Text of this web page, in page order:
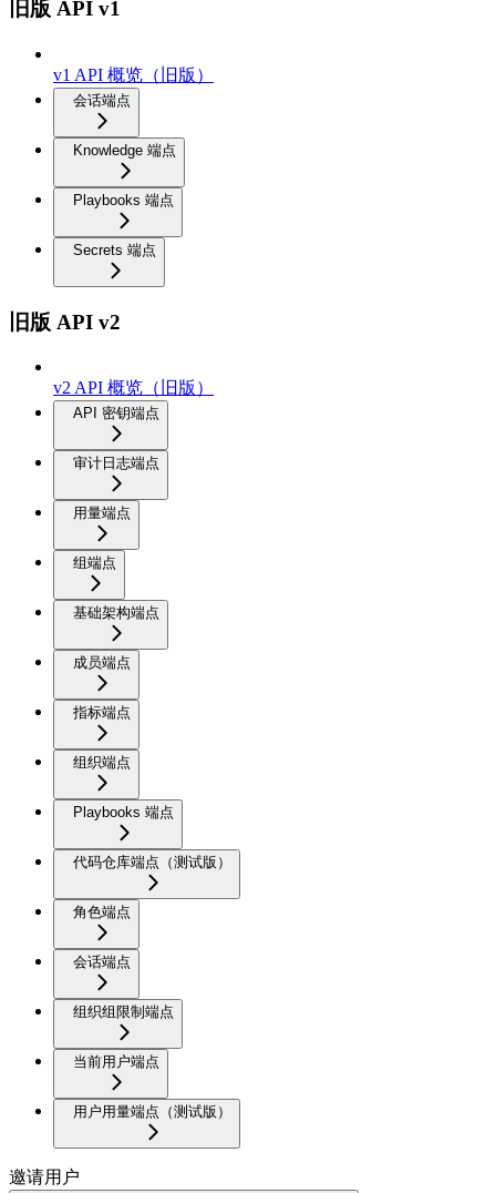
旧版 API v1
v1 API 概览（旧版）
会话端点
Knowledge 端点
Playbooks 端点
Secrets 端点
旧版 API v2
v2 API 概览（旧版）
API 密钥端点
审计日志端点
用量端点
组端点
基础架构端点
成员端点
指标端点
组织端点
Playbooks 端点
代码仓库端点（测试版）
角色端点
会话端点
组织组限制端点
当前用户端点
用户用量端点（测试版）
邀请用户